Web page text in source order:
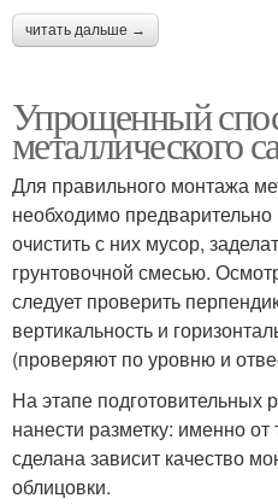
читать дальше →
Упрощенный
металлического
Для правильного монтажа
необходимо предварительно
очистить с них мусор,
грунтовочной смесью.
следует проверить
вертикальность и
(проверяют по уровню и
На этапе подготовительных
нанести разметку: именно
сделана зависит качество
облицовки.